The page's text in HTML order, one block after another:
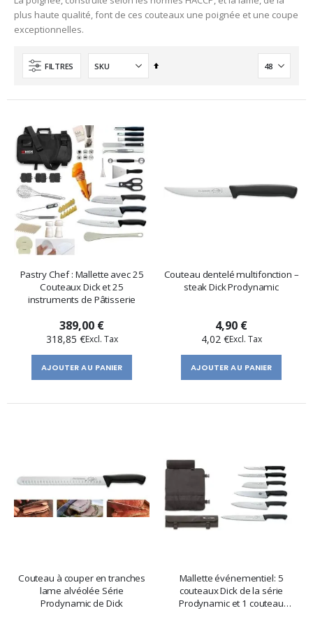
plus haute qualité, font de ces couteaux une poignée et une coupe
exceptionnelles.
FILTRES
Ordre
Pastry Chef : Mallette avec 25
Couteaux Dick et 25
instruments de Pâtisserie
389,00 €
318,85 €
AJOUTER AU PANIER
Couteau dentelé multifonction –
steak Dick Prodynamic
4,90 €
4,02 €
AJOUTER AU PANIER
Couteau à couper en tranches
lame alvéolée Série
Prodynamic de Dick
Mallette événementiel: 5
couteaux Dick de la série
Prodynamic et 1 couteau